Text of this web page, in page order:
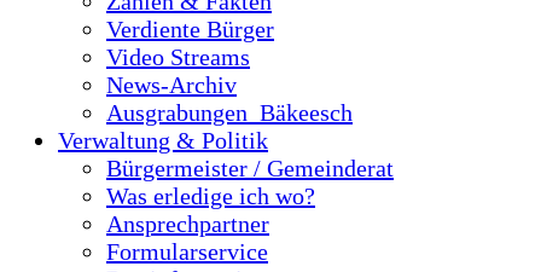
Verdiente Bürger
Video Streams
News-Archiv
Ausgrabungen_Bäkeesch
Verwaltung & Politik
Bürgermeister / Gemeinderat
Was erledige ich wo?
Ansprechpartner
Formularservice